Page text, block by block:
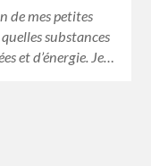
de mes petites
substances
et d’énergie. Je…